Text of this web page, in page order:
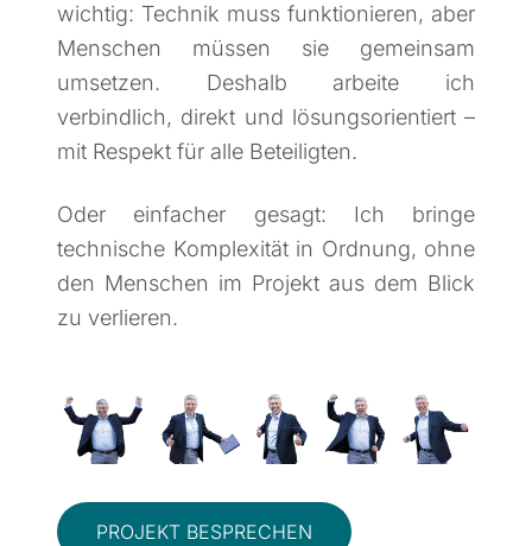
wichtig: Technik muss funktionieren, aber
Menschen müssen sie gemeinsam
umsetzen. Deshalb arbeite ich
verbindlich, direkt und lösungsorientiert –
mit Respekt für alle Beteiligten.
Oder einfacher gesagt: Ich bringe
technische Komplexität in Ordnung, ohne
den Menschen im Projekt aus dem Blick
zu verlieren.
PROJEKT BESPRECHEN